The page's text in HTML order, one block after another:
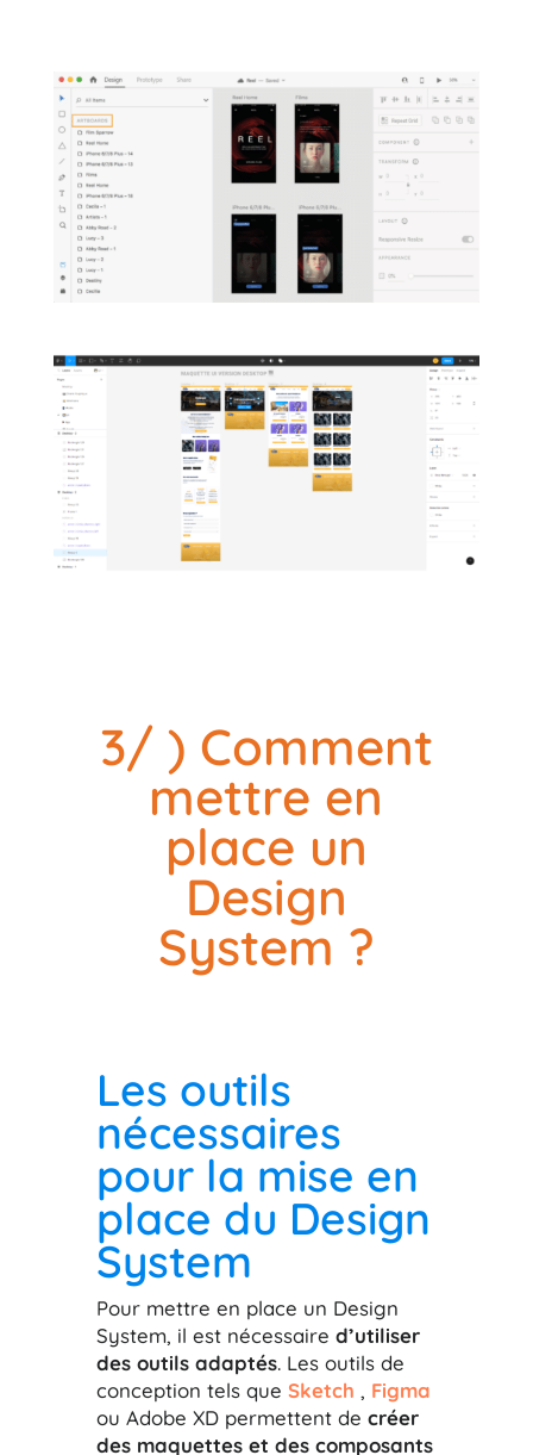
3/ ) Comment
mettre en
place un
Design
System ?
Les outils
nécessaires
pour la mise en
place du Design
System
Pour mettre en place un Design
System, il est nécessaire d’utiliser
des outils adaptés. Les outils de
conception tels que Sketch , Figma
ou Adobe XD permettent de créer
des maquettes et des composants